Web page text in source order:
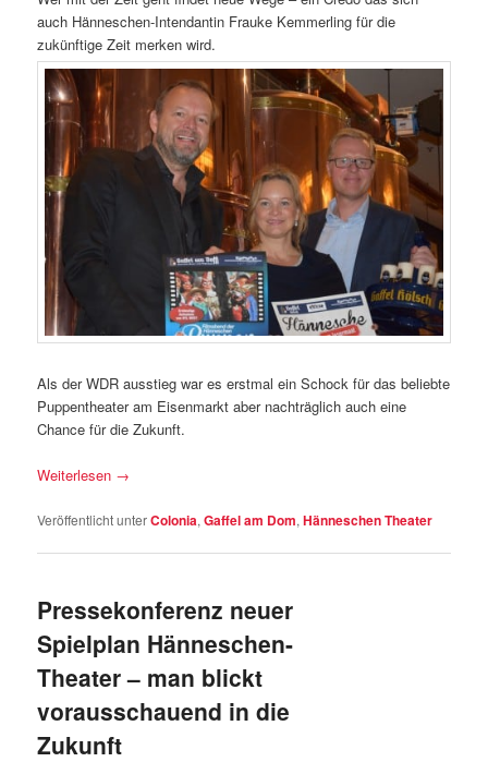
auch Hänneschen-Intendantin Frauke Kemmerling für die
zukünftige Zeit merken wird.
Als der WDR ausstieg war es erstmal ein Schock für das beliebte
Puppentheater am Eisenmarkt aber nachträglich auch eine
Chance für die Zukunft.
Weiterlesen →
Veröffentlicht unterColonia,Gaffel am Dom,Hänneschen Theater
Pressekonferenz neuer
Spielplan Hänneschen-
Theater – man blickt
vorausschauend in die
Zukunft